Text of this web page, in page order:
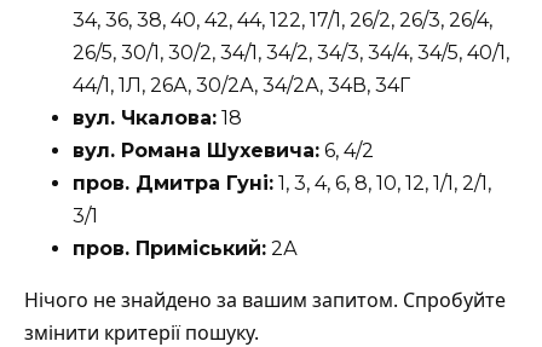
34, 36, 38, 40, 42, 44, 122, 17/1, 26/2, 26/3, 26/4,
26/5, 30/1, 30/2, 34/1, 34/2, 34/3, 34/4, 34/5, 40/1,
44/1, 1Л, 26А, 30/2А, 34/2А, 34В, 34Г
вул. Чкалова: 18
вул. Романа Шухевича: 6, 4/2
пров. Дмитра Гуні: 1, 3, 4, 6, 8, 10, 12, 1/1, 2/1,
3/1
пров. Приміський: 2А
Нічого не знайдено за вашим запитом. Спробуйте
змінити критерії пошуку.